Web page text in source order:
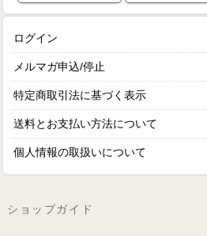
ログイン
メルマガ申込/停止
特定商取引法に基づく表示
送料とお支払い方法について
個人情報の取扱いについて
ショップガイド